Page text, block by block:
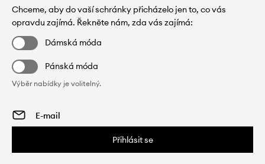
Chceme, aby do vaší schránky přicházelo jen to, co vás
opravdu zajímá. Řekněte nám, zda vás zajímá:
Dámská móda
Pánská móda
Výběr nabídky je volitelný.
Přihlásit se